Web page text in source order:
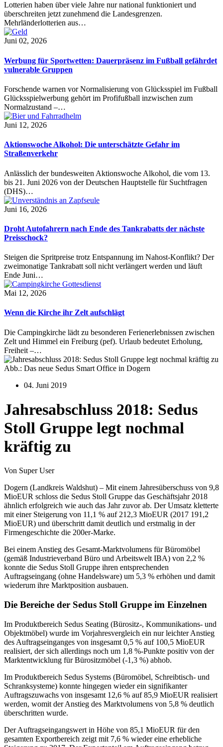
Lotterien haben über viele Jahre nur national funktioniert und
überschreiten jetzt zunehmend die Landesgrenzen.
Mehrländerlotterien aus…
Juni 02, 2026
Werbung für Sportwetten: Dauerpräsenz im Fußball gefährdet
vulnerable Gruppen
Forschende warnen vor Normalisierung von Glücksspiel im Fußball
Glücksspielwerbung gehört im Profifußball inzwischen zum
Normalzustand –…
Juni 12, 2026
Aktionswoche Alkohol: Die unterschätzte Gefahr im
Straßenverkehr
Anlässlich der bundesweiten Aktionswoche Alkohol, die vom 13.
bis 21. Juni 2026 von der Deutschen Hauptstelle für Suchtfragen
(DHS)…
Juni 16, 2026
Droht Autofahrern nach Ende des Tankrabatts der nächste
Preisschock?
Steigen die Spritpreise trotz Entspannung im Nahost-Konflikt? Der
zweimonatige Tankrabatt soll nicht verlängert werden und läuft
Ende Juni…
Mai 12, 2026
Wenn die Kirche ihr Zelt aufschlägt
Die Campingkirche lädt zu besonderen Ferienerlebnissen zwischen
Zelt und Himmel ein Freiburg (pef). Urlaub bedeutet Erholung,
Freiheit –…
Abb.: Das neue Sedus Smart Office in Dogern
04. Juni 2019
Jahresabschluss 2018: Sedus
Stoll Gruppe legt nochmal
kräftig zu
Von Super User
Dogern (Landkreis Waldshut) – Mit einem Jahresüberschuss von 9,8
MioEUR schloss die Sedus Stoll Gruppe das Geschäftsjahr 2018
ähnlich erfolgreich wie auch das Jahr zuvor ab. Der Umsatz kletterte
mit einer Steigerung von 11,1 % auf 212,3 MioEUR (2017 191,2
MioEUR) und überschritt damit deutlich und erstmalig in der
Firmengeschichte die 200er-Marke.
Bei einem Anstieg des Gesamt-Marktvolumens für Büromöbel
(gemäß Industrieverband Büro und Arbeitswelt IBA) von 2,2 %
konnte die Sedus Stoll Gruppe ihren entsprechenden
Auftragseingang (ohne Handelsware) um 5,3 % erhöhen und damit
wiederum ihre Marktposition ausbauen.
Die Bereiche der Sedus Stoll Gruppe im Einzelnen
Im Produktbereich Sedus Seating (Bürositz-, Kommunikations- und
Objektmöbel) wurde im Vorjahresvergleich ein nur leichter Anstieg
des Auftragseinganges von insgesamt 0,5 % auf 100,5 MioEUR
realisiert, der sich allerdings noch um 1,8 %-Punkte positiv von der
Marktentwicklung für Bürositzmöbel (-1,3 %) abhob.
Im Produktbereich Sedus Systems (Büromöbel, Schreibtisch- und
Schranksysteme) konnte hingegen wieder ein signifikanter
Auftragszuwachs von insgesamt 12,6 % auf 85,9 MioEUR realisiert
werden, womit der Anstieg des Marktvolumens von 5,8 % deutlich
überschritten wurde.
Der Auftragseingangswert in Höhe von 85,1 MioEUR für den
gesamten Exportbereich zeigt mit 7,6 % wieder eine erhebliche